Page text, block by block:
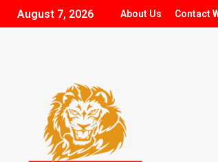
August 7, 2026 About Us Contact